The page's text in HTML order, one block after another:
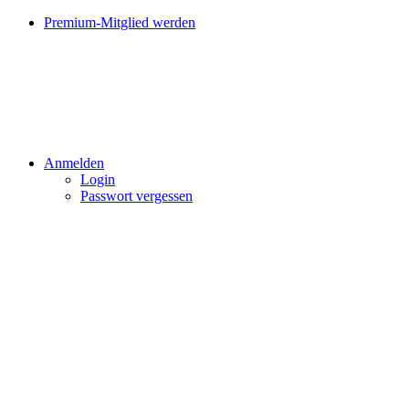
Premium-Mitglied werden
Anmelden
Login
Passwort vergessen